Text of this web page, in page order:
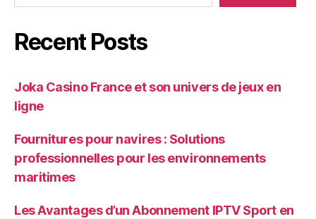
Recent Posts
Joka Casino France et son univers de jeux en
ligne
Fournitures pour navires : Solutions
professionnelles pour les environnements
maritimes
Les Avantages d’un Abonnement IPTV Sport en